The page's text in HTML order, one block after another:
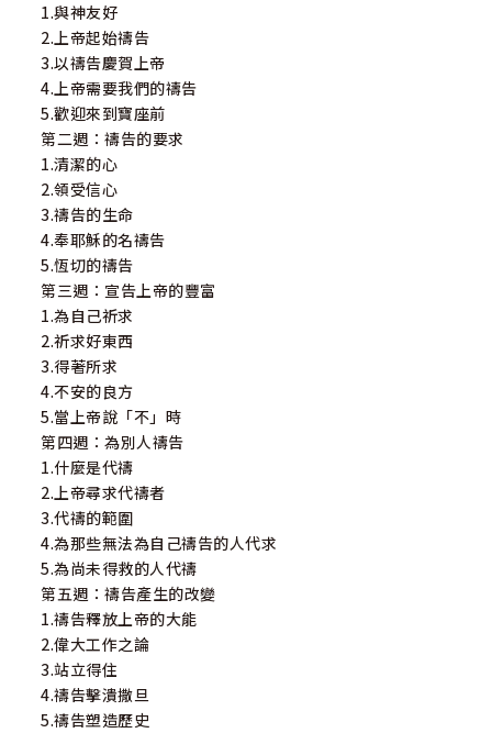
1.與神友好
2.上帝起始禱告
3.以禱告慶賀上帝
4.上帝需要我們的禱告
5.歡迎來到寶座前
第二週：禱告的要求
1.清潔的心
2.領受信心
3.禱告的生命
4.奉耶穌的名禱告
5.恆切的禱告
第三週：宣告上帝的豐富
1.為自己祈求
2.祈求好東西
3.得著所求
4.不安的良方
5.當上帝說「不」時
第四週：為別人禱告
1.什麼是代禱
2.上帝尋求代禱者
3.代禱的範圍
4.為那些無法為自己禱告的人代求
5.為尚未得救的人代禱
第五週：禱告產生的改變
1.禱告釋放上帝的大能
2.偉大工作之論
3.站立得住
4.禱告擊潰撒旦
5.禱告塑造歷史